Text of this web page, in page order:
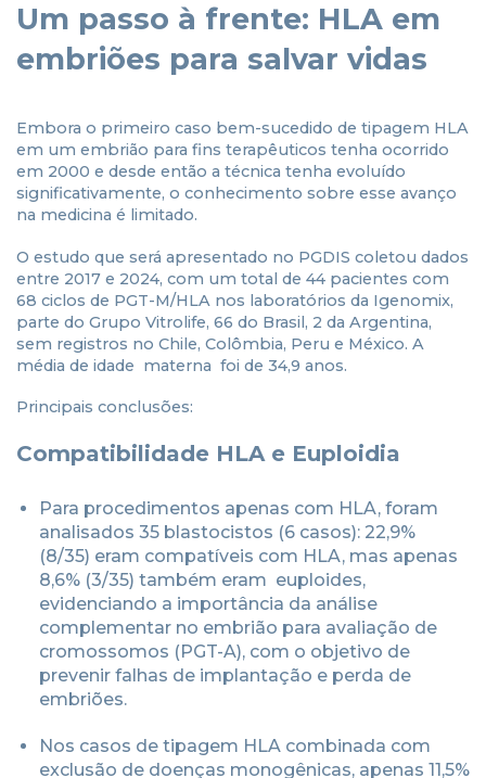
Um passo à frente: HLA em
embriões para salvar vidas
Embora o primeiro caso bem-sucedido de tipagem HLA
em um embrião para fins terapêuticos tenha ocorrido
em 2000 e desde então a técnica tenha evoluído
significativamente, o conhecimento sobre esse avanço
na medicina é limitado.
O estudo que será apresentado no PGDIS coletou dados
entre 2017 e 2024, com um total de 44 pacientes com
68 ciclos de PGT-M/HLA nos laboratórios da Igenomix,
parte do Grupo Vitrolife, 66 do Brasil, 2 da Argentina,
sem registros no Chile, Colômbia, Peru e México. A
média de idade materna foi de 34,9 anos.
Principais conclusões:
Compatibilidade HLA e Euploidia
Para procedimentos apenas com HLA, foram
analisados 35 blastocistos (6 casos): 22,9%
(8/35) eram compatíveis com HLA, mas apenas
8,6% (3/35) também eram euploides,
evidenciando a importância da análise
complementar no embrião para avaliação de
cromossomos (PGT-A), com o objetivo de
prevenir falhas de implantação e perda de
embriões.
Nos casos de tipagem HLA combinada com
exclusão de doenças monogênicas, apenas 11,5%